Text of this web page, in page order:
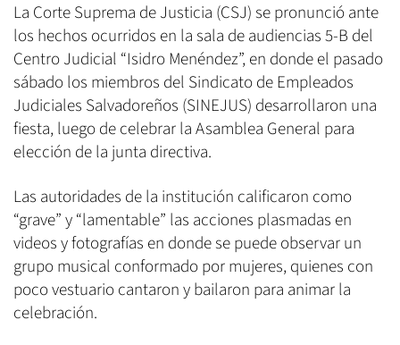
La Corte Suprema de Justicia (CSJ) se pronunció ante
los hechos ocurridos en la sala de audiencias 5-B del
Centro Judicial “Isidro Menéndez”, en donde el pasado
sábado los miembros del Sindicato de Empleados
Judiciales Salvadoreños (SINEJUS) desarrollaron una
fiesta, luego de celebrar la Asamblea General para
elección de la junta directiva.
Las autoridades de la institución calificaron como
“grave” y “lamentable” las acciones plasmadas en
videos y fotografías en donde se puede observar un
grupo musical conformado por mujeres, quienes con
poco vestuario cantaron y bailaron para animar la
celebración.